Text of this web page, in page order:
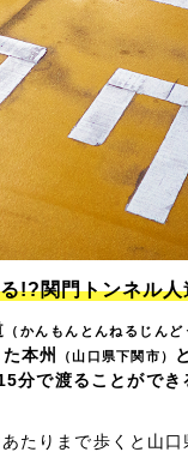
!?関門トンネル人
（かんもんとんねるじんど
本州
（山口県下関市）
分で渡ることができ
たりまで歩くと山